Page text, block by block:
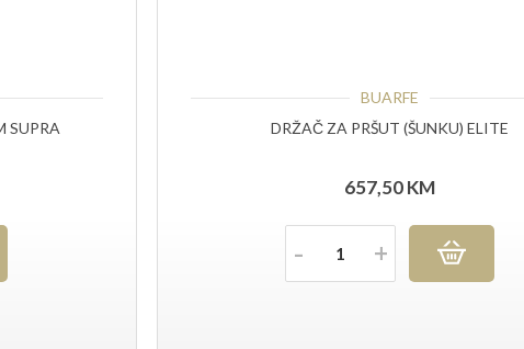
SUPRA
BUARFE
DRŽAČ ZA PRŠUT (ŠUNKU) ELITE
657,50KM
Količina